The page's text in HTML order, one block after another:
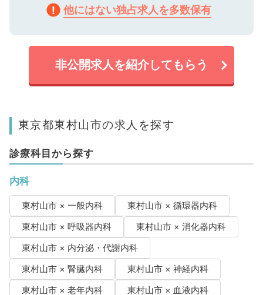
他にはない独占求人を多数保有
非公開求人を紹介してもらう
東京都東村山市の求人を探す
診療科目から探す
内科
東村山市 × 一般内科
東村山市 × 循環器内科
東村山市 × 呼吸器内科
東村山市 × 消化器内科
東村山市 × 内分泌・代謝内科
東村山市 × 腎臓内科
東村山市 × 神経内科
東村山市 × 老年内科
東村山市 × 血液内科